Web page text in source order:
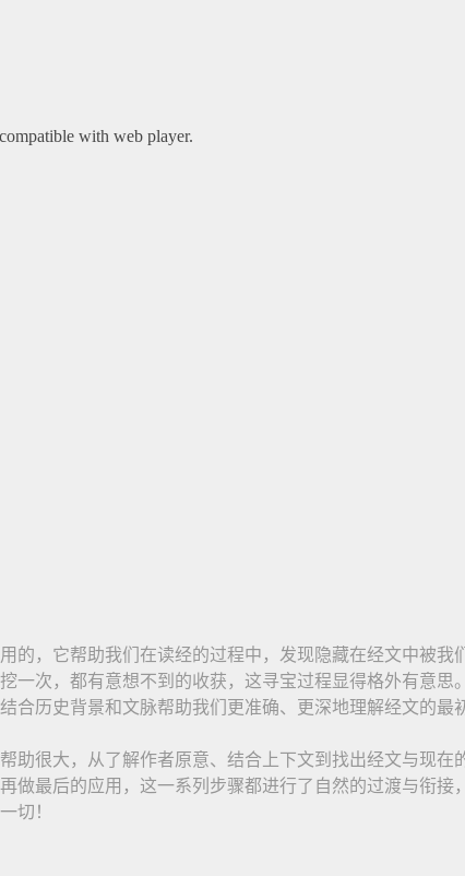
的，它帮助我们在读经的过程中，发现隐藏在经文中被我
一次，都有意想不到的收获，这寻宝过程显得格外有意思
合历史背景和文脉帮助我们更准确、更深地理解经文的最
助很大，从了解作者原意、结合上下文到找出经文与现在
做最后的应用，这一系列步骤都进行了自然的过渡与衔接
切！